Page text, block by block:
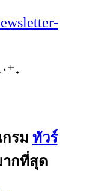
กรม ทัวร์
กที่สุด